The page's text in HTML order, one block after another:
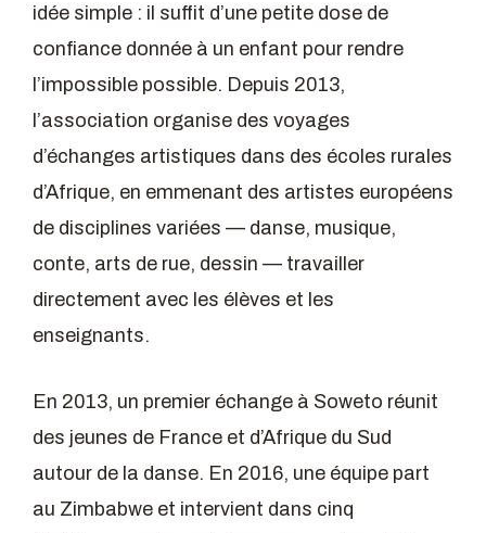
idée simple : il suffit d’une petite dose de
confiance donnée à un enfant pour rendre
l’impossible possible. Depuis 2013,
l’association organise des voyages
d’échanges artistiques dans des écoles rurales
d’Afrique, en emmenant des artistes européens
de disciplines variées — danse, musique,
conte, arts de rue, dessin — travailler
directement avec les élèves et les
enseignants.
En 2013, un premier échange à Soweto réunit
des jeunes de France et d’Afrique du Sud
autour de la danse. En 2016, une équipe part
au Zimbabwe et intervient dans cinq